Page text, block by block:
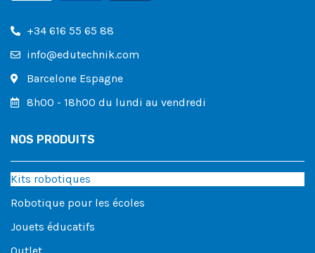
+34 616 55 65 88
info@edutechnik.com
Barcelone Espagne
8h00 - 18h00 du lundi au vendredi
NOS PRODUITS
Kits robotiques
Robotique pour les écoles
Jouets éducatifs